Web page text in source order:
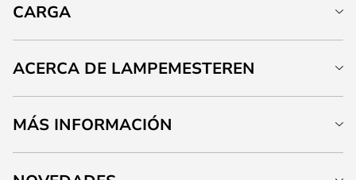
CARGA
ACERCA DE LAMPEMESTEREN
MÁS INFORMACIÓN